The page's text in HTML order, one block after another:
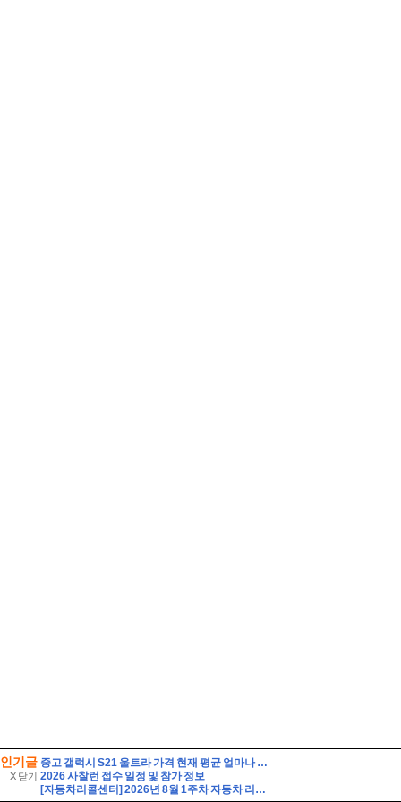
인기글
X 닫기
중고 갤럭시 S21 울트라 가격 현재 평균 얼마나 될까
2026 사찰런 접수 일정 및 참가 정보
[자동차리콜센터] 2026년 8월 1주차 자동차 리콜 및 무상 수리 안내